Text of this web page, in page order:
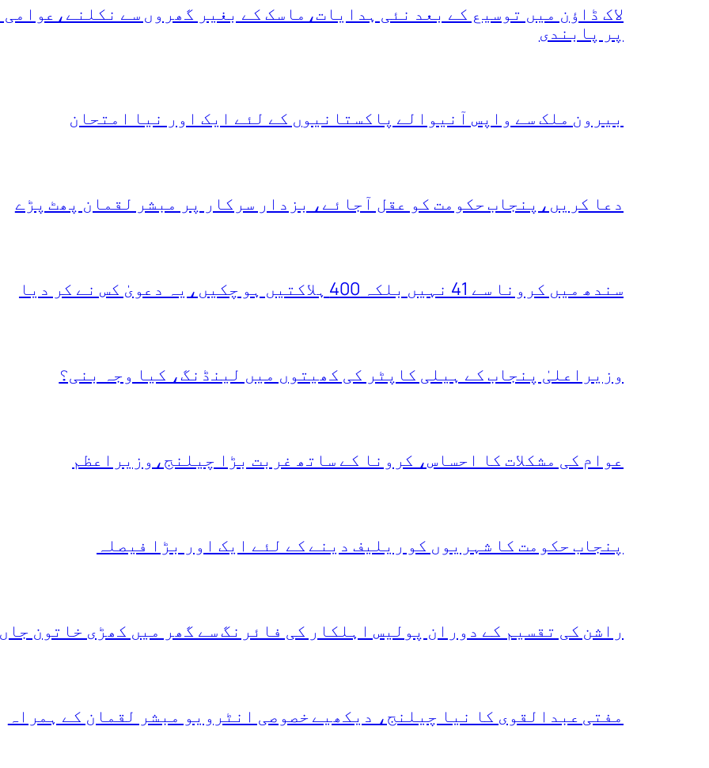
لاک ڈاؤن میں توسیع کے بعد نئی ہدایات،ماسک کے بغیر گھروں سے
پر پابندی
بیرون ملک سے واپس آنیوالے پاکستانیوں کے لئے ایک اور نیا امتحان
دعا کریں،پنجاب حکومت کو عقل آجائے، بزدار سرکار پر مبشر لقمان پھٹ پڑے
سندھ میں کرونا سے 41 نہیں بلکہ 400 ہلاکتیں ہو چکیں،یہ دعویٰ کس نے کر دیا
وزیراعلیٰ پنجاب کے ہیلی کاپٹر کی کھیتوں میں لینڈنگ، کیا وجہ بنی؟
عوام کی مشکلات کا احساس، کرونا کے ساتھ غربت بڑا چیلنج،وزیراعظم
پنجاب حکومت کا شہریوں کو ریلیف دینے کے لئے ایک اور بڑا فیصلہ
راشن کی تقسیم کے دوران پولیس اہلکار کی فائرنگ سے گھر میں کھڑی خاتون
مفتی عبدالقوی کا نیا چیلنج، دیکھیے خصوصی انٹرویو مبشر لقمان کے ہمراہ